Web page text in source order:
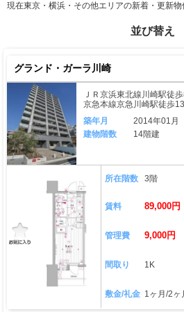
現在東京・横浜・その他エリアの新着・更新物
並び替え
グランド・ガーラ川崎
ＪＲ京浜東北線川崎駅徒
京急本線京急川崎駅徒歩
築年月
2014年01月
建物階数
14階建
所在階数 3階
賃料 89,000円
管理費 9,000円
間取り 1K
敷金/礼金 1ヶ月/2ヶ